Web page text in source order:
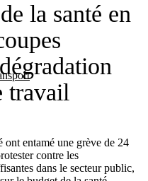
la santé en
travail
ont entamé une grève de 24
contre les
dans le secteur public,